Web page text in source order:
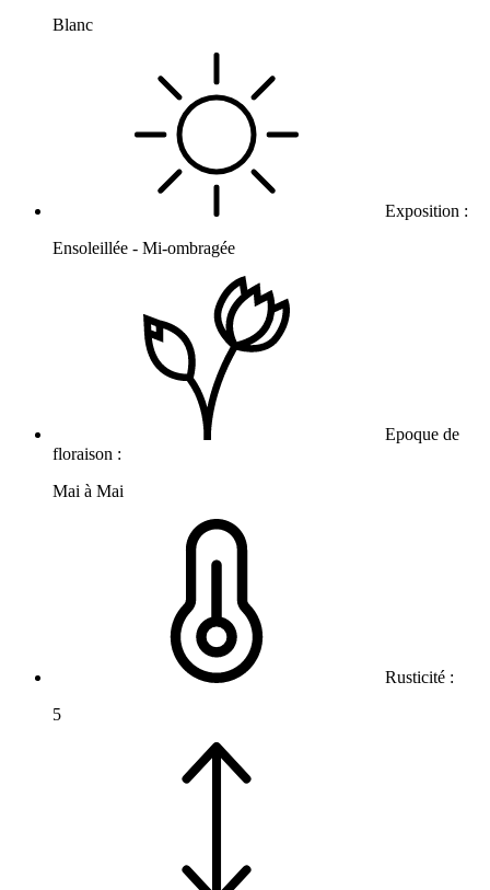
Blanc
Exposition :
Ensoleillée - Mi-ombragée
Epoque de
floraison :
Mai à Mai
Rusticité :
5